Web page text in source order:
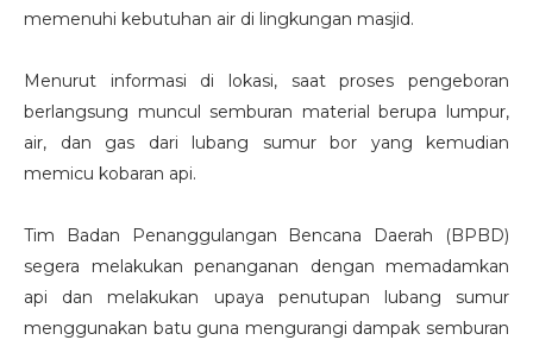
memenuhi kebutuhan air di lingkungan masjid.
Menurut informasi di lokasi, saat proses pengeboran
berlangsung muncul semburan material berupa lumpur,
air, dan gas dari lubang sumur bor yang kemudian
memicu kobaran api.
Tim Badan Penanggulangan Bencana Daerah (BPBD)
segera melakukan penanganan dengan memadamkan
api dan melakukan upaya penutupan lubang sumur
menggunakan batu guna mengurangi dampak semburan